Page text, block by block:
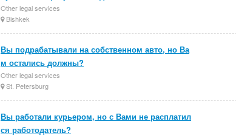
Other legal services
Bishkek
Вы подрабатывали на собственном авто, но Ва
м остались должны?
Other legal services
St. Petersburg
Вы работали курьером, но с Вами не расплатил
ся работодатель?